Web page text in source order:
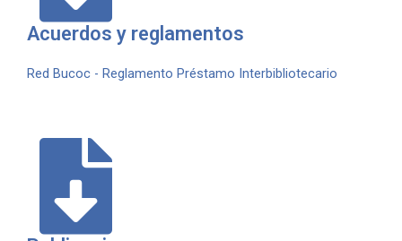
Acuerdos y reglamentos
Red Bucoc - Reglamento Préstamo Interbibliotecario